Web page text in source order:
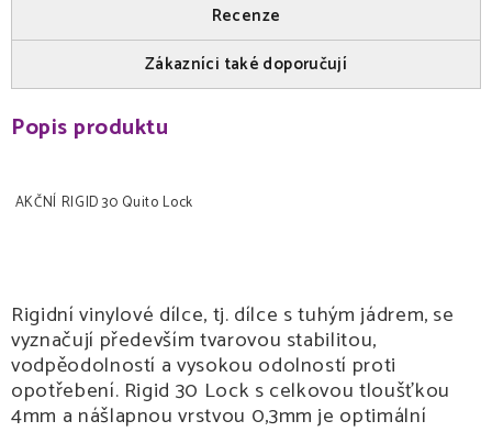
Recenze
Zákazníci také doporučují
Popis produktu
AKČNÍ RIGID 30 Quito Lock
Rigidní vinylové dílce, tj. dílce s tuhým jádrem, se
vyznačují především tvarovou stabilitou,
vodpěodolností a vysokou odolností proti
opotřebení. Rigid 30 Lock s celkovou tloušťkou
4mm a nášlapnou vrstvou 0,3mm je optimální